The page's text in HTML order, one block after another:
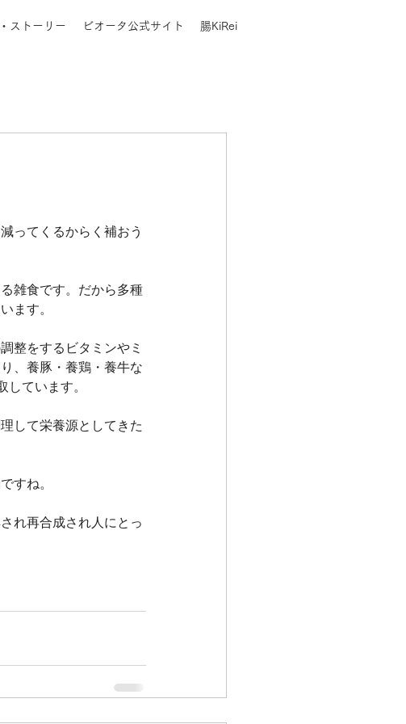
ストーリー ビオータ公式サイト 腸KiRei
ってくるからく補おう
雑食です。だから多種
ます。
整をするビタミンやミ
、養豚・養鶏・養牛な
ています。
して栄養源としてきた
すね。
れ再合成され人にとっ